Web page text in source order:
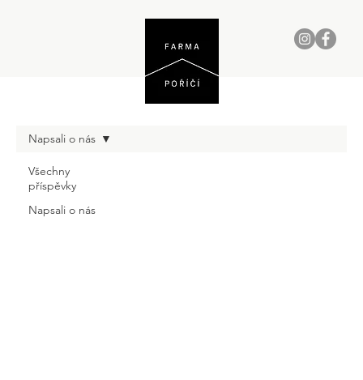
Všechny
příspěvky
Napsali o nás
Napsali o nás